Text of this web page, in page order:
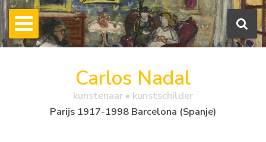
Carlos Nadal
kunstenaar • kunstschilder
Parijs 1917-1998 Barcelona (Spanje)